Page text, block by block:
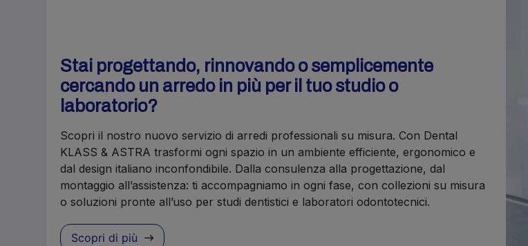
Stai progettando, rinnovando o semplicemente
cercando un arredo in più per il tuo studio o
laboratorio?
Scopri il nostro nuovo servizio di arredi professionali su misura. Con Dental
KLASS & ASTRA trasformi ogni spazio in un ambiente efficiente, ergonomico e
dal design italiano inconfondibile. Dalla consulenza alla progettazione, dal
montaggio all’assistenza: ti accompagniamo in ogni fase, con collezioni su misura
o soluzioni pronte all’uso per studi dentistici e laboratori odontotecnici.
Scopri di più